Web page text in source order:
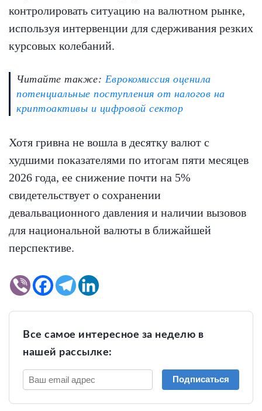
контролировать ситуацию на валютном рынке,
используя интервенции для сдерживания резких
курсовых колебаний.
Читайте также: Еврокомиссия оценила
потенциальные поступления от налогов на
криптоактивы и цифровой сектор
Хотя гривна не вошла в десятку валют с
худшими показателями по итогам пяти месяцев
2026 года, ее снижение почти на 5%
свидетельствует о сохранении
девальвационного давления и наличии вызовов
для национальной валюты в ближайшей
перспективе.
Все самое интересное за неделю в
нашей рассылке:
Подписаться